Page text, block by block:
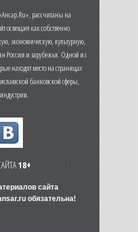
рассчитаны на
освещает как собственно
экономическую, культурную,
России и зарубежья. Одной из
находят место на страницах
банковской сферы,
18+
сайта
обязательна!